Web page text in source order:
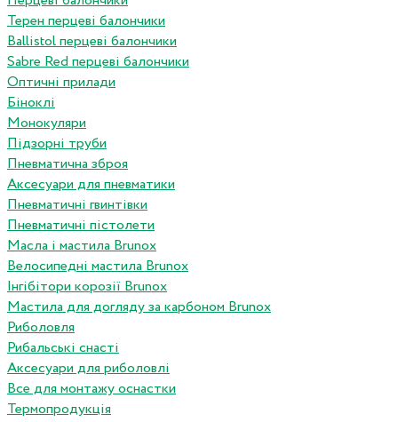
Терен перцеві балончики
Ballistol перцеві балончики
Sabre Red перцеві балончики
Оптичні прилади
Біноклі
Монокуляри
Підзорні труби
Пневматична зброя
Аксесуари для пневматики
Пневматичні гвинтівки
Пневматичні пістолети
Масла і мастила Brunox
Велосипедні мастила Brunox
Інгібітори корозії Brunox
Мастила для догляду за карбоном Brunox
Риболовля
Рибальські снасті
Аксесуари для риболовлі
Все для монтажу оснастки
Термопродукція